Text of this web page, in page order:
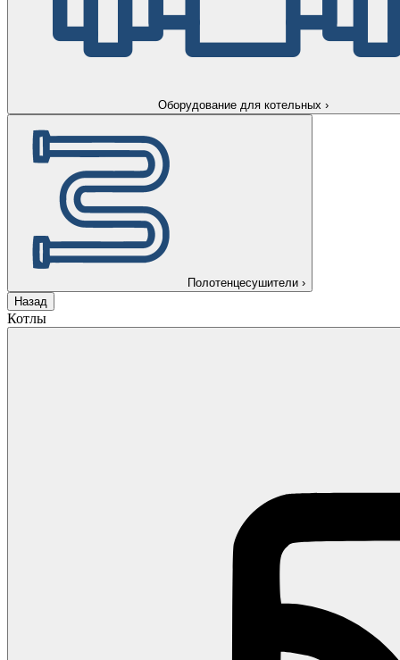
Оборудование для котельных ›
Полотенцесушители ›
Назад
Котлы